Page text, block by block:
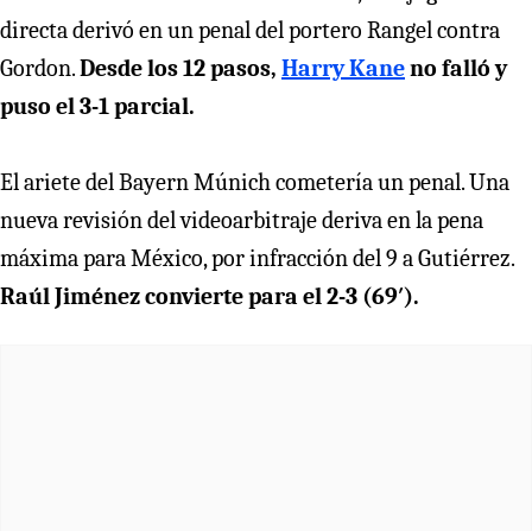
directa derivó en un penal del portero Rangel contra
Gordon.Desde los 12 pasos, Harry Kaneno falló y
puso el 3-1 parcial.
El ariete del Bayern Múnich cometería un penal. Una
nueva revisión del videoarbitraje deriva en la pena
máxima para México, por infracción del 9 a Gutiérrez.
Raúl Jiménez convierte para el 2-3 (69′).